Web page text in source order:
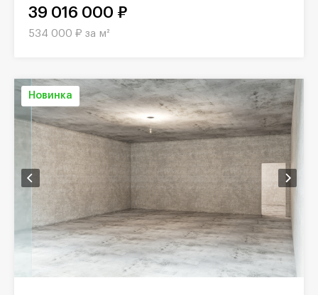
39 016 000 ₽
534 000 ₽ за м²
Новинка